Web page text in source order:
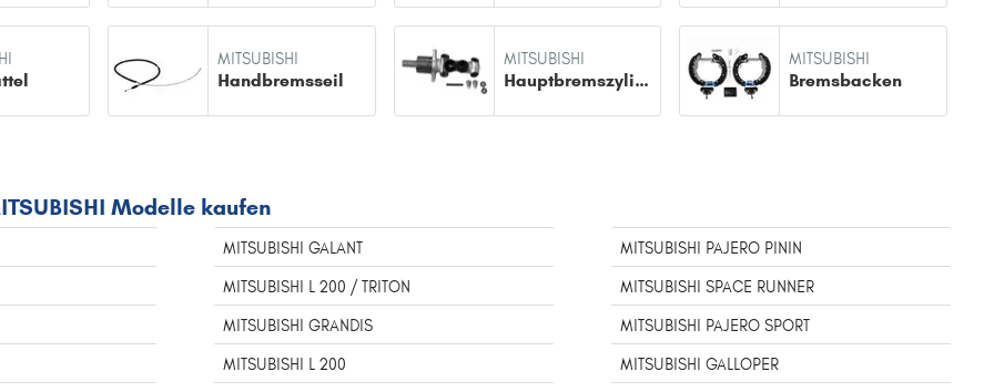
MITSUBISHI
Handbremsseil
MITSUBISHI
Hauptbremszylinder
MITSUBISHI
Bremsbacken
Modelle kaufen
MITSUBISHI GALANT
MITSUBISHI L 200 / TRITON
MITSUBISHI GRANDIS
MITSUBISHI L 200
MITSUBISHI PAJERO PININ
MITSUBISHI SPACE RUNNER
MITSUBISHI PAJERO SPORT
MITSUBISHI GALLOPER